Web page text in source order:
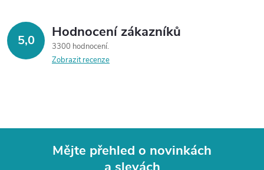
5,0 Hodnocení zákazníků
3300 hodnocení
Zobrazit recenze
Mějte přehled o novinkách